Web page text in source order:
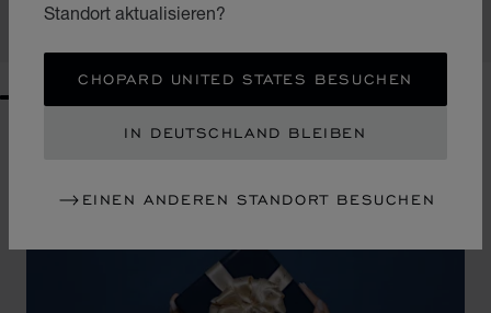
Standort aktualisieren?
CHOPARD UNITED STATES BESUCHEN
IN DEUTSCHLAND BLEIBEN
EINEN ANDEREN STANDORT BESUCHEN
GO TO SLIDE 1
GO TO SLIDE 2
GO TO SLIDE 3
GO TO SLIDE 4
GO TO SLIDE 5
GO TO SLIDE 6
GO TO SLIDE 7
GO TO SLIDE 8
GO TO SLIDE 9
GO TO SLIDE 10